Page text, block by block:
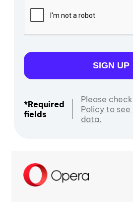
SIGN UP
*Required
fields
Please
Policy to
data.